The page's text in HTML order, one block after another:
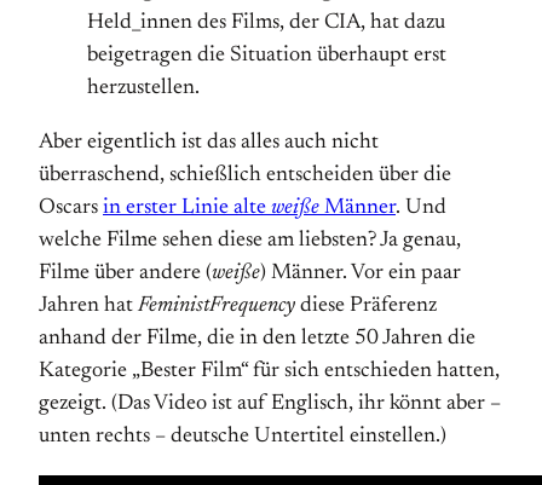
Held_innen des Films, der CIA, hat dazu
beigetragen die Situation überhaupt erst
herzustellen.
Aber eigentlich ist das alles auch nicht
überraschend, schießlich entscheiden über die
Oscars in erster Linie alte weiße Männer. Und
welche Filme sehen diese am liebsten? Ja genau,
Filme über andere (weiße) Männer. Vor ein paar
Jahren hat FeministFrequency diese Präferenz
anhand der Filme, die in den letzte 50 Jahren die
Kategorie „Bester Film“ für sich entschieden hatten,
gezeigt. (Das Video ist auf Englisch, ihr könnt aber –
unten rechts – deutsche Untertitel einstellen.)